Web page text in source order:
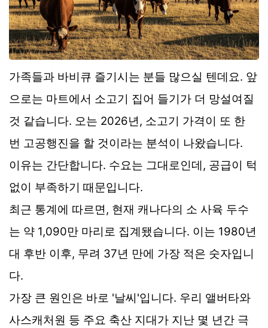
가족들과 바비큐 즐기시는 분들 많으실 텐데요. 앞
으로는 마트에서 소고기 집어 들기가 더 망설여질
것 같습니다. 오는 2026년, 소고기 가격이 또 한
번 고공행진을 할 것이라는 분석이 나왔습니다.
이유는 간단합니다. 수요는 그대로인데, 공급이 턱
없이 부족하기 때문입니다.
최근 통계에 따르면, 현재 캐나다의 소 사육 두수
는 약 1,090만 마리로 집계됐습니다. 이는 1980년
대 후반 이후, 무려 37년 만에 가장 적은 숫자입니
다.
가장 큰 원인은 바로 '날씨'입니다. 우리 앨버타와
사스캐처원 등 주요 축산 지대가 지난 몇 년간 극